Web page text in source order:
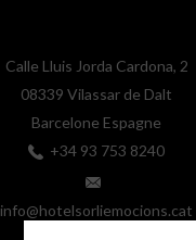
Calle Lluis Jorda Cardona, 2
08339 Vilassar de Dalt
Barcelone Espagne
+34 93 753 8240
info@hotelsorliemocions.cat